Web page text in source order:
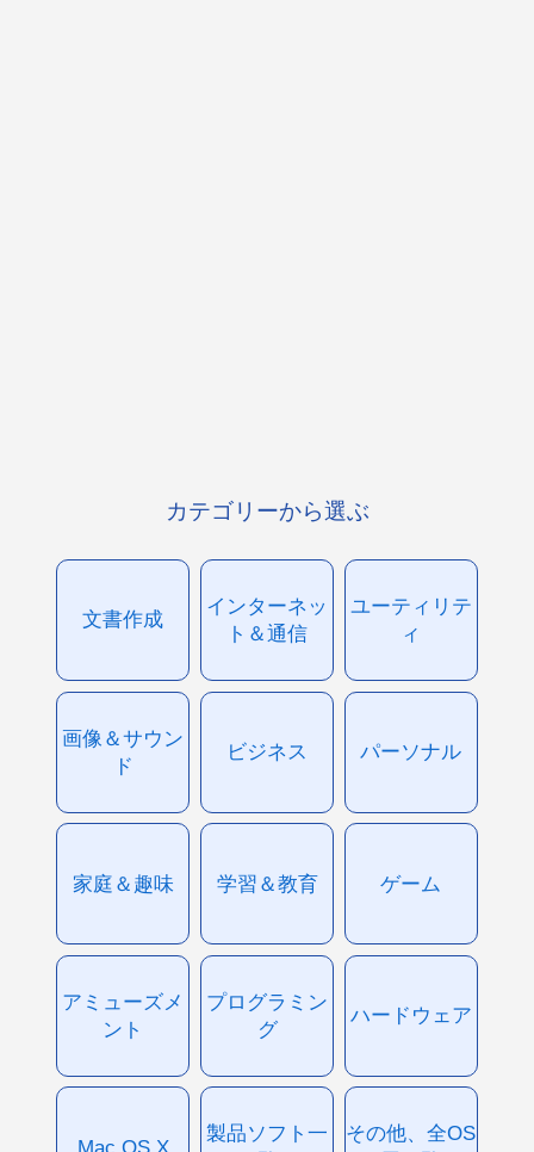
カテゴリーから選ぶ
文書作成
インターネッ
ト＆通信
ユーティリテ
ィ
画像＆サウン
ド
ビジネス パーソナル
家庭＆趣味 学習＆教育 ゲーム
アミューズメ
ント
プログラミン
グ
ハードウェア
Mac OS X
製品ソフト一
その他、全OS